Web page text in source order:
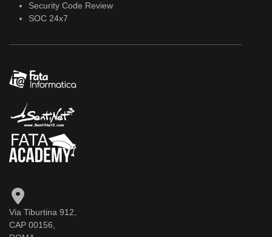
Security Code Review
SOC 24x7
Via Tiburtina 912,
CAP 00156,